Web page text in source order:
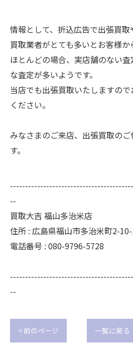
情報として、折込広告で出張買
買取業者がとても多いとお客様か
ほとんどの場合、実店舗のない
な査定が多いようです。
当店でも出張買取いたしますの
ください。
みなさまのご来店、出張買取の
す。
--
買取大吉 福山多治米店
住所 : 広島県福山市多治米町2-
電話番号 : 080-9796-5728
--
< 前のページ 一覧に戻る